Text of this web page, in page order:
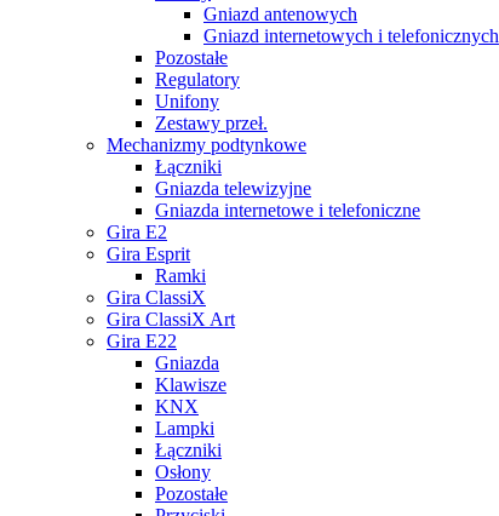
Gniazd antenowych
Gniazd internetowych i telefonicznych
Pozostałe
Regulatory
Unifony
Zestawy przeł.
Mechanizmy podtynkowe
Łączniki
Gniazda telewizyjne
Gniazda internetowe i telefoniczne
Gira E2
Gira Esprit
Ramki
Gira ClassiX
Gira ClassiX Art
Gira E22
Gniazda
Klawisze
KNX
Lampki
Łączniki
Osłony
Pozostałe